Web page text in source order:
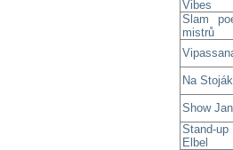
Vibes
Slam
mistrů
Na
Show
Stand-
Elbel